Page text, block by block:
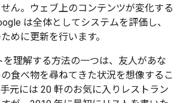
ん。ウェブ上のコンテンツが変化する
は全体としてシステムを評価し、
めに更新を行います。
を理解する方法の一つは、友人があな
食べ物を尋ねてきた状況を想像するこ
元には 20 軒のお気に入りレストラン